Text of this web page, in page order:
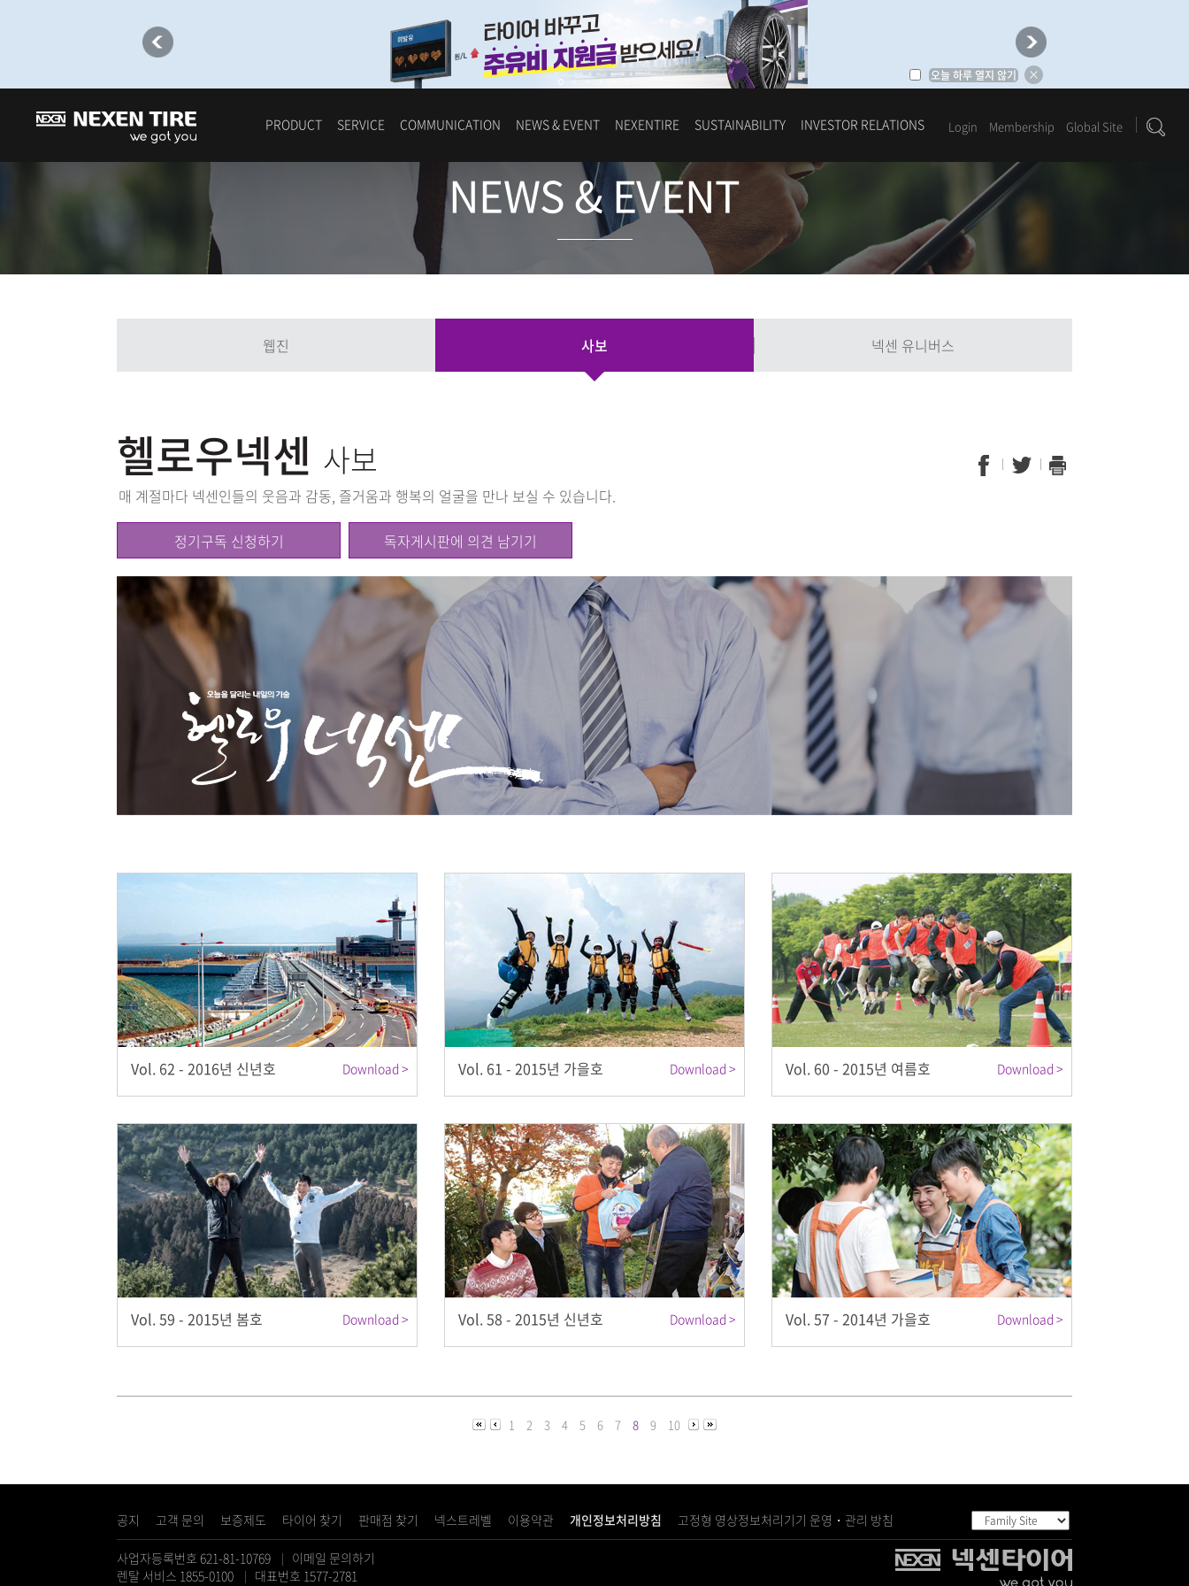
6
오늘 하루 열지 않기
PRODUCT SERVICE COMMUNICATION NEWS & EVENT NEXENTIRE SUSTAINABILITY INVESTOR RELATIONS Login Membership Global Site
NEWS & EVENT
웹진 사보 넥센 유니버스
헬로우넥센 사보
매 계절마다 넥센인들의 웃음과 감동, 즐거움과 행복의 얼굴을 만나 보실 수 있습니다.
정기구독 신청하기 독자게시판에 의견 남기기
Vol. 62 - 2016년 신년호 Download > Vol. 61 - 2015년 가을호 Download > Vol. 60 - 2015년 여름호 Download >
Vol. 59 - 2015년 봄호 Download > Vol. 58 - 2015년 신년호 Download > Vol. 57 - 2014년 가을호 Download >
1 2 3 4 5 6 7 8 9 10
공지 고객 문의 보증제도 타이어 찾기 판매점 찾기 넥스트레벨 이용약관 개인정보처리방침 고정형 영상정보처리기기 운영・관리 방침
사업자등록번호 621-81-10769
이메일 문의하기
렌탈 서비스 1855-0100
대표번호 1577-2781